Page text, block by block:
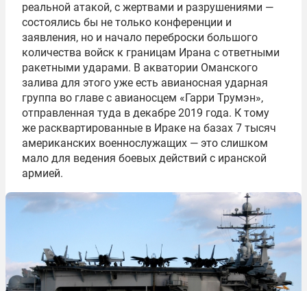
реальной атакой, с жертвами и разрушениями —
состоялись бы не только конференции и
заявления, но и начало переброски большого
количества войск к границам Ирана с ответными
ракетными ударами. В акватории Оманского
залива для этого уже есть авианосная ударная
группа во главе с авианосцем «Гарри Трумэн»,
отправленная туда в декабре 2019 года. К тому
же расквартированные в Ираке на базах 7 тысяч
американских военнослужащих — это слишком
мало для ведения боевых действий с иранской
армией.